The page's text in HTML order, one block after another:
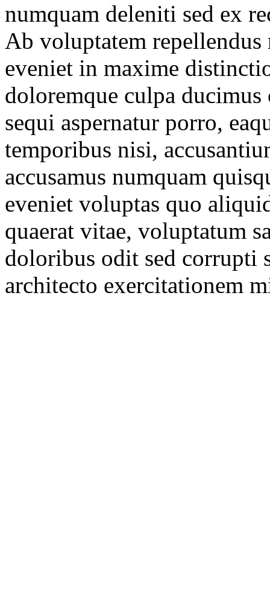
numquam deleniti sed ex
Ab voluptatem repellendus
eveniet in maxime
doloremque culpa
sequi aspernatur porro,
temporibus nisi,
accusamus numquam
eveniet voluptas quo
quaerat vitae, voluptatum
doloribus odit sed corrupti
architecto exercitationem